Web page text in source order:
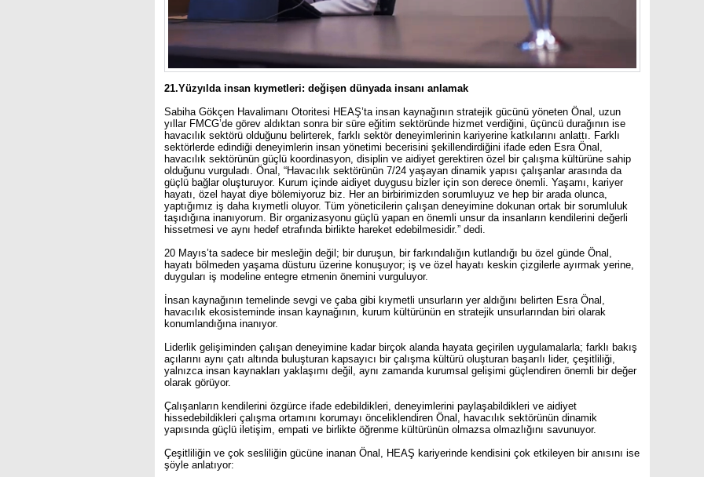
21.Yüzyılda insan kıymetleri: değişen dünyada insanı anlamak
Sabiha Gökçen Havalimanı Otoritesi HEAŞ’ta insan kaynağının stratejik gücünü yöneten Önal, uzun
yıllar FMCG’de görev aldıktan sonra bir süre eğitim sektöründe hizmet verdiğini, üçüncü durağının ise
havacılık sektörü olduğunu belirterek, farklı sektör deneyimlerinin kariyerine katkılarını anlattı. Farklı
sektörlerde edindiği deneyimlerin insan yönetimi becerisini şekillendirdiğini ifade eden Esra Önal,
havacılık sektörünün güçlü koordinasyon, disiplin ve aidiyet gerektiren özel bir çalışma kültürüne sahip
olduğunu vurguladı. Önal, “Havacılık sektörünün 7/24 yaşayan dinamik yapısı çalışanlar arasında da
güçlü bağlar oluşturuyor. Kurum içinde aidiyet duygusu bizler için son derece önemli. Yaşamı, kariyer
hayatı, özel hayat diye bölemiyoruz biz. Her an birbirimizden sorumluyuz ve hep bir arada olunca,
yaptığımız iş daha kıymetli oluyor. Tüm yöneticilerin çalışan deneyimine dokunan ortak bir sorumluluk
taşıdığına inanıyorum. Bir organizasyonu güçlü yapan en önemli unsur da insanların kendilerini değerli
hissetmesi ve aynı hedef etrafında birlikte hareket edebilmesidir.” dedi.
20 Mayıs’ta sadece bir mesleğin değil; bir duruşun, bir farkındalığın kutlandığı bu özel günde Önal,
hayatı bölmeden yaşama düsturu üzerine konuşuyor; iş ve özel hayatı keskin çizgilerle ayırmak yerine,
duyguları iş modeline entegre etmenin önemini vurguluyor.
İnsan kaynağının temelinde sevgi ve çaba gibi kıymetli unsurların yer aldığını belirten Esra Önal,
havacılık ekosisteminde insan kaynağının, kurum kültürünün en stratejik unsurlarından biri olarak
konumlandığına inanıyor.
Liderlik gelişiminden çalışan deneyimine kadar birçok alanda hayata geçirilen uygulamalarla; farklı bakış
açılarını aynı çatı altında buluşturan kapsayıcı bir çalışma kültürü oluşturan başarılı lider, çeşitliliği,
yalnızca insan kaynakları yaklaşımı değil, aynı zamanda kurumsal gelişimi güçlendiren önemli bir değer
olarak görüyor.
Çalışanların kendilerini özgürce ifade edebildikleri, deneyimlerini paylaşabildikleri ve aidiyet
hissedebildikleri çalışma ortamını korumayı önceliklendiren Önal, havacılık sektörünün dinamik
yapısında güçlü iletişim, empati ve birlikte öğrenme kültürünün olmazsa olmazlığını savunuyor.
Çeşitliliğin ve çok sesliliğin gücüne inanan Önal, HEAŞ kariyerinde kendisini çok etkileyen bir anısını ise
şöyle anlatıyor: